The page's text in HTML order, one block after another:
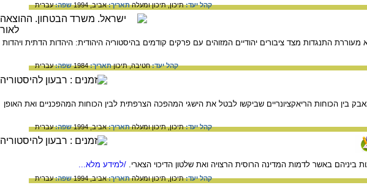
קהל יעד:תיכון,תיכון ומעלהתאריך:אביב, 1994 שפה:עברית
מעוררת התנגדות מצד ציבורים יהודיים המזוהים עם פרקים קודמים בהיסטוריה היהודית: היהדות הדתית ויהדות
קהל יעד:חטיבה,תיכוןתאריך:1984 שפה:עברית
השנים 1814- 1830. המאמר מתאר את המאבק בין הכוחות הריאקציונריים שביקשו לבטל את הישגי המהפכה הצרפתית לבין הכוחות המהפכניים ואת האופן
קהל יעד:תיכון,תיכון ומעלהתאריך:אביב, 1994 שפה:עברית
/למידע מלא...
קהל יעד:תיכון,תיכון ומעלהתאריך:אביב, 1994 שפה:עברית